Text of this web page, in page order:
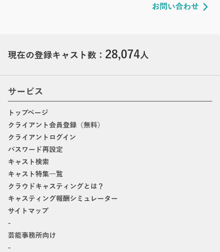
お問い合わせ
現在の登録キャスト数： 28,074人
サービス
トップページ
クライアント会員登録（無料）
クライアントログイン
パスワード再設定
キャスト検索
キャスト特集一覧
クラウドキャスティングとは？
キャスティング報酬シミュレーター
サイトマップ
-
芸能事務所向け
-